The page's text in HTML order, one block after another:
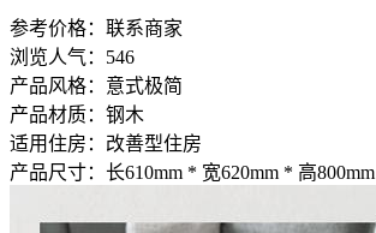
参考价格： 联系商家
浏览人气： 546
产品风格： 意式极简
产品材质： 钢木
适用住房： 改善型住房
产品尺寸： 长610mm * 宽620mm * 高800mm